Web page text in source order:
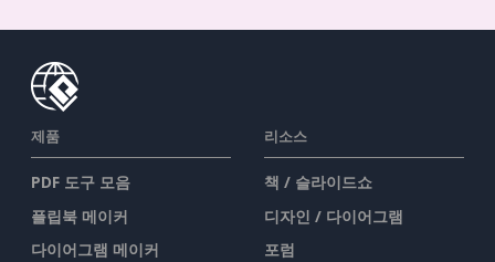
제품
PDF 도구 모음
플립북 메이커
다이어그램 메이커
리소스
책 / 슬라이드쇼
디자인 / 다이어그램
포럼